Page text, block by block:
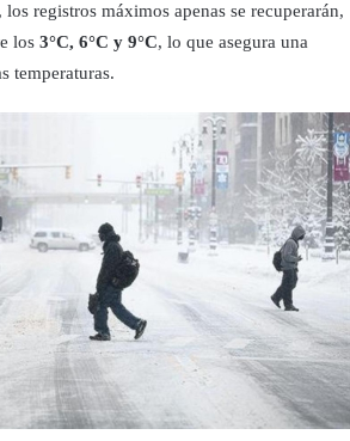
registros máximos apenas se recuperarán,
los 3°C, 6°C y 9°C, lo que asegura una
temperaturas.